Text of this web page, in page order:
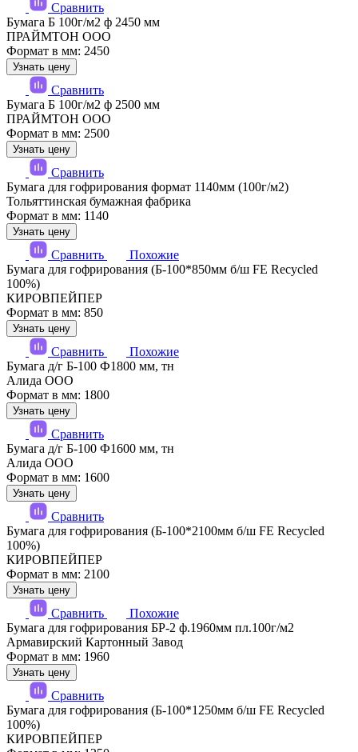
Сравнить
Бумага Б 100г/м2 ф 2450 мм
ПРАЙМТОН ООО
Формат в мм: 2450
Узнать цену
Сравнить
Бумага Б 100г/м2 ф 2500 мм
ПРАЙМТОН ООО
Формат в мм: 2500
Узнать цену
Сравнить
Бумага для гофрирования формат 1140мм (100г/м2)
Тольяттинская бумажная фабрика
Формат в мм: 1140
Узнать цену
Сравнить
Похожие
Бумага для гофрирования (Б-100*850мм б/ш FE Recycled
100%)
КИРОВПЕЙПЕР
Формат в мм: 850
Узнать цену
Сравнить
Похожие
Бумага д/г Б-100 Ф1800 мм, тн
Алида ООО
Формат в мм: 1800
Узнать цену
Сравнить
Бумага д/г Б-100 Ф1600 мм, тн
Алида ООО
Формат в мм: 1600
Узнать цену
Сравнить
Бумага для гофрирования (Б-100*2100мм б/ш FE Recycled
100%)
КИРОВПЕЙПЕР
Формат в мм: 2100
Узнать цену
Сравнить
Похожие
Бумага для гофрирования БР-2 ф.1960мм пл.100г/м2
Армавирский Картонный Завод
Формат в мм: 1960
Узнать цену
Сравнить
Бумага для гофрирования (Б-100*1250мм б/ш FE Recycled
100%)
КИРОВПЕЙПЕР